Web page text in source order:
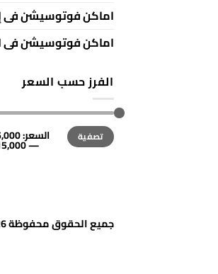
اماكن فوتوسيشن فى
اماكن فوتوسيشن فى
الفرز حسب السعر
أدنى
سعر
أعلى
سعرتصفية السعر:5,000 جنية
—15,000 جنية
جميع الحقوق محفوظة 2026 © مكان فوتوسيشن